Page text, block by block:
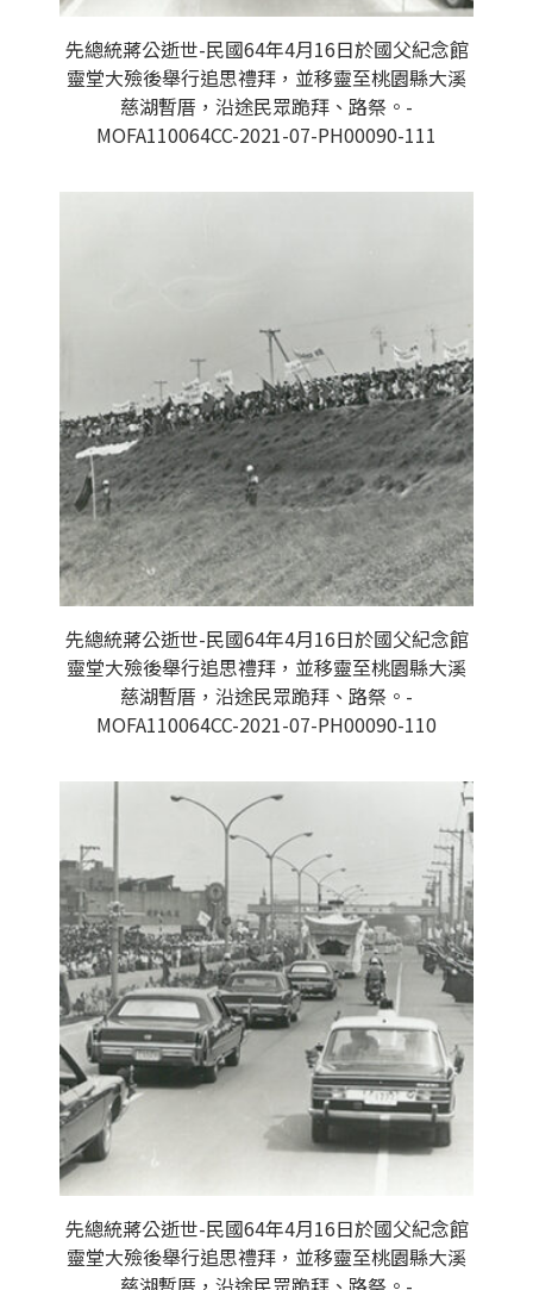
先總統蔣公逝世-民國64年4月16日於國父紀念館
靈堂大殮後舉行追思禮拜，並移靈至桃園縣大溪
慈湖暫厝，沿途民眾跪拜、路祭。-
MOFA110064CC-2021-07-PH00090-111
先總統蔣公逝世-民國64年4月16日於國父紀念館
靈堂大殮後舉行追思禮拜，並移靈至桃園縣大溪
慈湖暫厝，沿途民眾跪拜、路祭。-
MOFA110064CC-2021-07-PH00090-110
先總統蔣公逝世-民國64年4月16日於國父紀念館
靈堂大殮後舉行追思禮拜，並移靈至桃園縣大溪